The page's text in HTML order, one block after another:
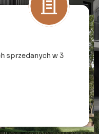
sprzedanych w 3